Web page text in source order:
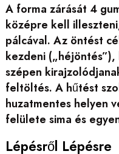
A forma zárását 4
középre kell
pálcával. Az öntést
kezdeni
szépen
feltöltés. A hűtést
huzatmentes helyen
felülete sima és
Lépésről Lépésre